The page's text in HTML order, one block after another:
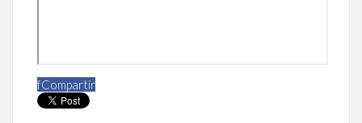
fCompartir